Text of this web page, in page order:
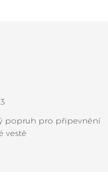
popruh pro připevnění
vestě